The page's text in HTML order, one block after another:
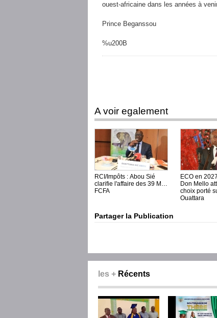
ouest-africaine dans les années à
Prince Beganssou
%u200B
A voir egalement
RCI/Impôts : Abou Sié
clarifie l'affaire des 39 Mds
FCFA
ECO en
Don Mello
choix porté
Ouattara
Partager la Publication
les + Récents